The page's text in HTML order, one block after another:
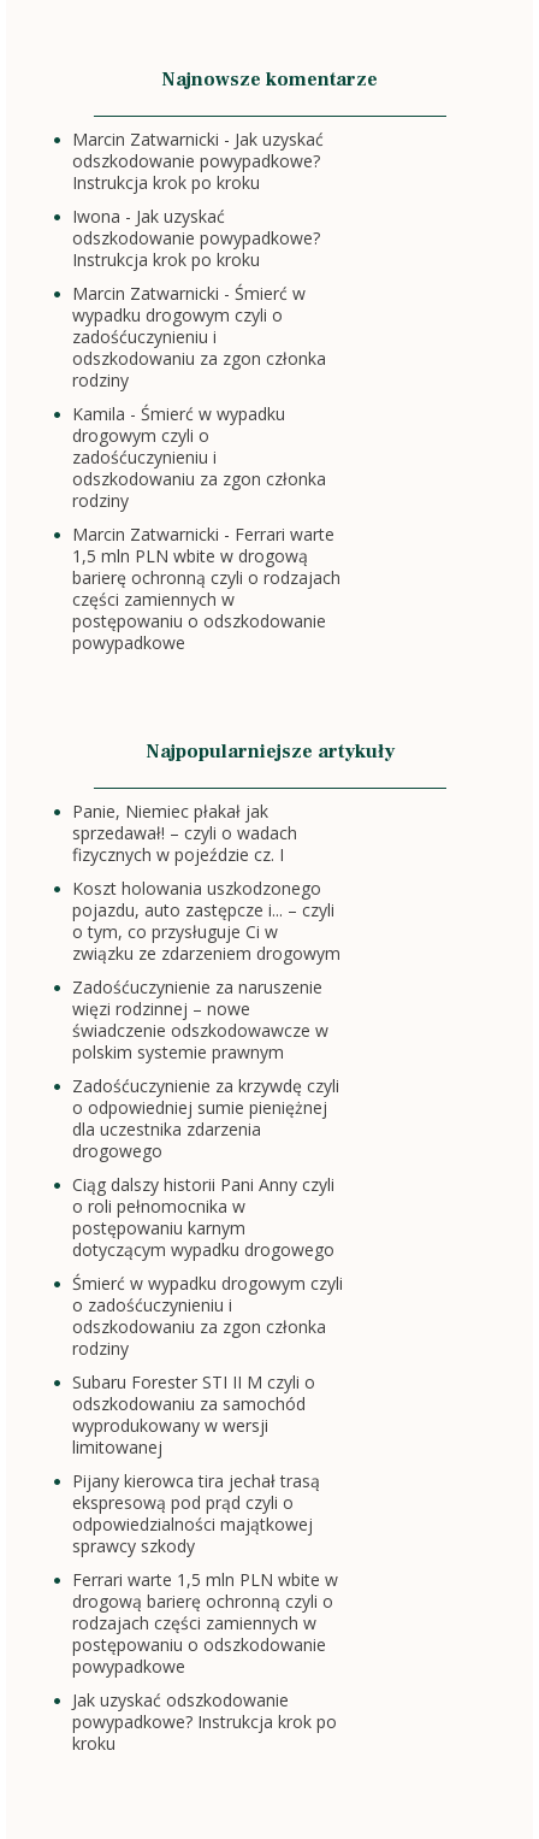
Najnowsze komentarze
Marcin Zatwarnicki - Jak uzyskać
odszkodowanie powypadkowe?
Instrukcja krok po kroku
Iwona - Jak uzyskać
odszkodowanie powypadkowe?
Instrukcja krok po kroku
Marcin Zatwarnicki - Śmierć w
wypadku drogowym czyli o
zadośćuczynieniu i
odszkodowaniu za zgon członka
rodziny
Kamila - Śmierć w wypadku
drogowym czyli o
zadośćuczynieniu i
odszkodowaniu za zgon członka
rodziny
Marcin Zatwarnicki - Ferrari warte
1,5 mln PLN wbite w drogową
barierę ochronną czyli o rodzajach
części zamiennych w
postępowaniu o odszkodowanie
powypadkowe
Najpopularniejsze artykuły
Panie, Niemiec płakał jak
sprzedawał! – czyli o wadach
fizycznych w pojeździe cz. I
Koszt holowania uszkodzonego
pojazdu, auto zastępcze i... – czyli
o tym, co przysługuje Ci w
związku ze zdarzeniem drogowym
Zadośćuczynienie za naruszenie
więzi rodzinnej – nowe
świadczenie odszkodowawcze w
polskim systemie prawnym
Zadośćuczynienie za krzywdę czyli
o odpowiedniej sumie pieniężnej
dla uczestnika zdarzenia
drogowego
Ciąg dalszy historii Pani Anny czyli
o roli pełnomocnika w
postępowaniu karnym
dotyczącym wypadku drogowego
Śmierć w wypadku drogowym czyli
o zadośćuczynieniu i
odszkodowaniu za zgon członka
rodziny
Subaru Forester STI II M czyli o
odszkodowaniu za samochód
wyprodukowany w wersji
limitowanej
Pijany kierowca tira jechał trasą
ekspresową pod prąd czyli o
odpowiedzialności majątkowej
sprawcy szkody
Ferrari warte 1,5 mln PLN wbite w
drogową barierę ochronną czyli o
rodzajach części zamiennych w
postępowaniu o odszkodowanie
powypadkowe
Jak uzyskać odszkodowanie
powypadkowe? Instrukcja krok po
kroku